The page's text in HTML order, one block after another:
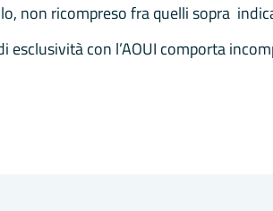
non ricompreso fra quelli sopra
esclusività con l’AOUI comporta